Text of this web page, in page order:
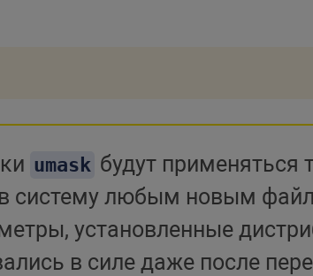
umask будут применяться
систему любым новым
установленные
в силе даже после